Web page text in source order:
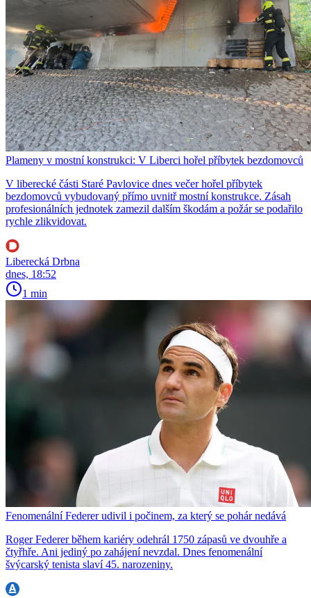
Plameny v mostní konstrukci: V Liberci hořel příbytek bezdomovců
V liberecké části Staré Pavlovice dnes večer hořel příbytek
bezdomovců vybudovaný přímo uvnitř mostní konstrukce. Zásah
profesionálních jednotek zamezil dalším škodám a požár se podařilo
rychle zlikvidovat.
Liberecká Drbna
dnes, 18:52
1 min
Fenomenální Federer udivil i počinem, za který se pohár nedává
Roger Federer během kariéry odehrál 1750 zápasů ve dvouhře a
čtyřhře. Ani jediný po zahájení nevzdal. Dnes fenomenální
švýcarský tenista slaví 45. narozeniny.